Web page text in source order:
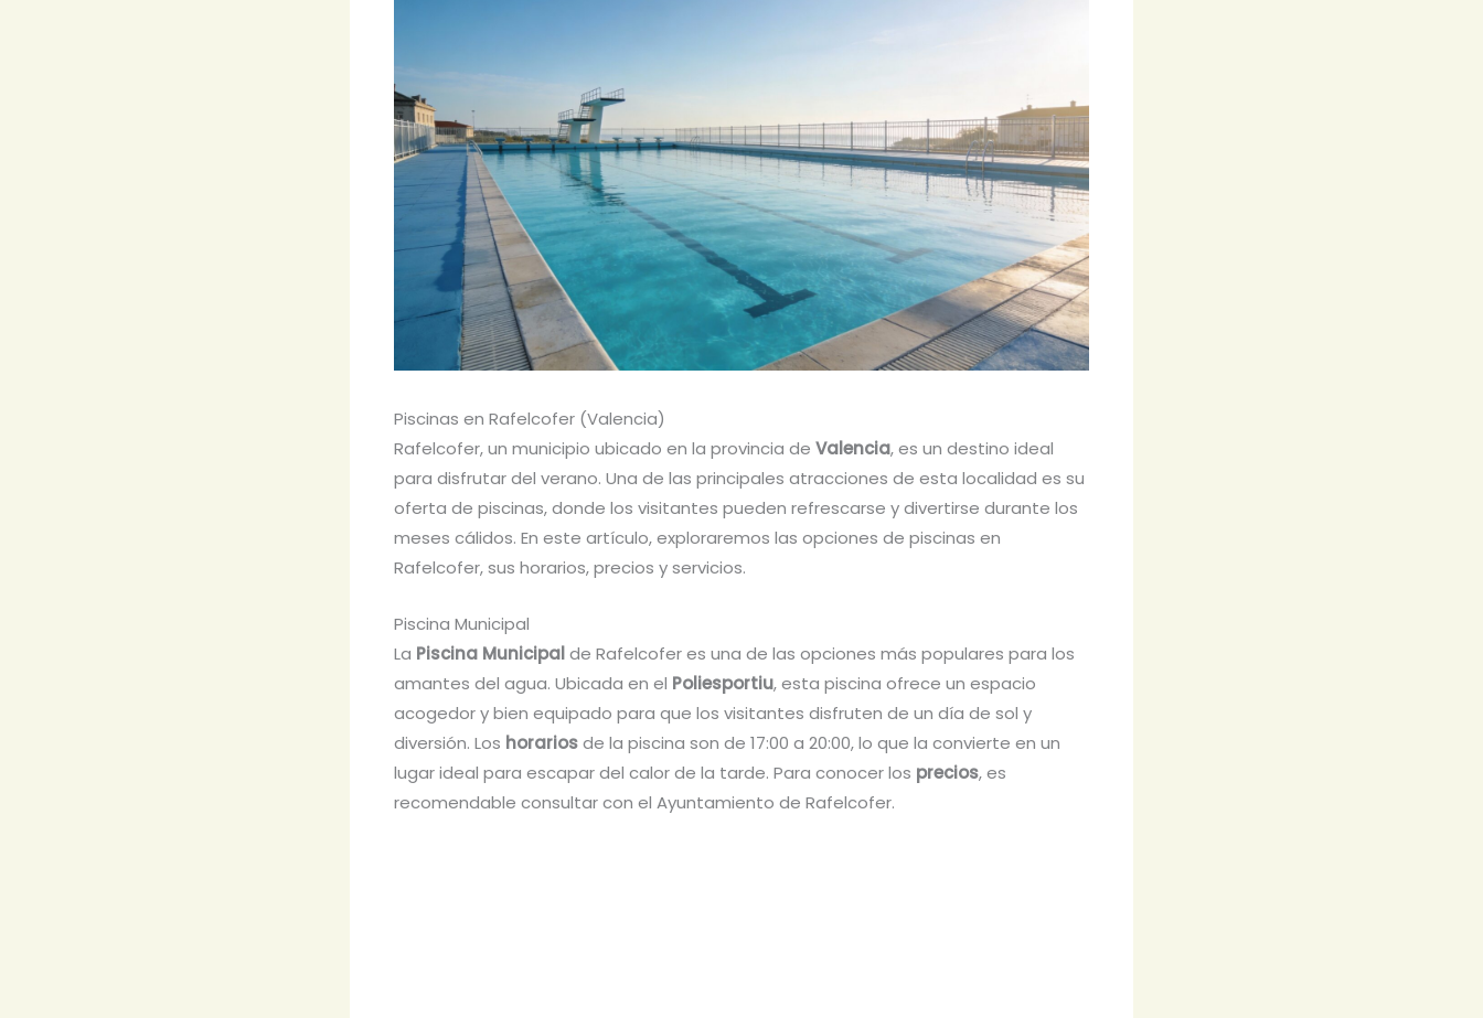
Piscinas en Rafelcofer (Valencia)
Rafelcofer, un municipio ubicado en la provincia de Valencia, es un destino ideal
para disfrutar del verano. Una de las principales atracciones de esta localidad es su
oferta de piscinas, donde los visitantes pueden refrescarse y divertirse durante los
meses cálidos. En este artículo, exploraremos las opciones de piscinas en
Rafelcofer, sus horarios, precios y servicios.
Piscina Municipal
La Piscina Municipal de Rafelcofer es una de las opciones más populares para los
amantes del agua. Ubicada en el Poliesportiu, esta piscina ofrece un espacio
acogedor y bien equipado para que los visitantes disfruten de un día de sol y
diversión. Los horariosde la piscina son de 17:00 a 20:00, lo que la convierte en un
lugar ideal para escapar del calor de la tarde. Para conocer los precios, es
recomendable consultar con el Ayuntamiento de Rafelcofer.